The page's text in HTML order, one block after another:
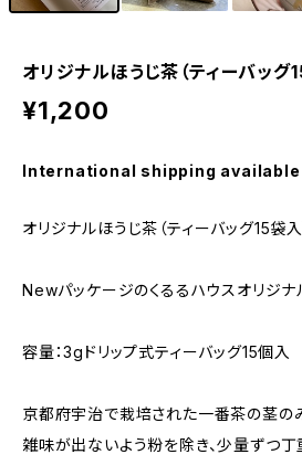
オリジナルほうじ茶（ティーバッグ
¥1,200
International shipping available
オリジナルほうじ茶（ティーバッグ15袋入
Newパッケージのくるるハウスオリジナ
容量：3gドリップ式ティーバッグ15個入
京都府宇治で栽培された一番茶の茎の
雑味が出ないよう粉を除き、少量ずつ丁